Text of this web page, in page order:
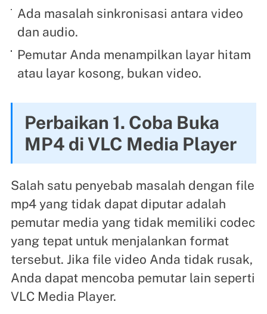
Ada masalah sinkronisasi antara video
dan audio.
Pemutar Anda menampilkan layar hitam
atau layar kosong, bukan video.
Perbaikan 1. Coba Buka
MP4 di VLC Media Player
Salah satu penyebab masalah dengan file
mp4 yang tidak dapat diputar adalah
pemutar media yang tidak memiliki codec
yang tepat untuk menjalankan format
tersebut. Jika file video Anda tidak rusak,
Anda dapat mencoba pemutar lain seperti
VLC Media Player.